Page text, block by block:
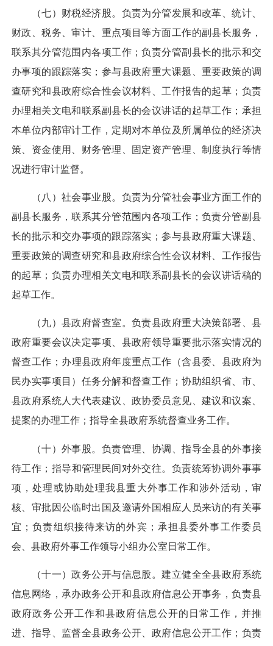
（七）财税经济股。负责为分管发展和改革、统计、
财政、税务、审计、重点项目等方面工作的副县长服务，
联系其分管范围内各项工作；负责分管副县长的批示和交
办事项的跟踪落实；参与县政府重大课题、重要政策的调
查研究和县政府综合性会议材料、工作报告的起草；负责
办理相关文电和联系副县长的会议讲话的起草工作；承担
本单位内部审计工作，定期对本单位及所属单位的经济决
策、资金使用、财务管理、固定资产管理、制度执行等情
况进行审计监督。
（八）社会事业股。负责为分管社会事业方面工作的
副县长服务，联系其分管范围内各项工作；负责分管副县
长的批示和交办事项的跟踪落实；参与县政府重大课题、
重要政策的调查研究和县政府综合性会议材料、工作报告
的起草；负责办理相关文电和联系副县长的会议讲话稿的
起草工作。
（九）县政府督查室。负责县政府重大决策部署、县
政府重要会议决定事项、县政府领导重要批示落实情况的
督查工作；办理县政府年度重点工作（含县委、县政府为
民办实事项目）任务分解和督查工作；协助组织省、市、
县政府系统人大代表建议、政协委员意见、建议和议案、
提案的办理工作；指导全县政府系统督查业务工作。
（十）外事股。负责管理、协调、指导全县的外事接
待工作；指导和管理民间对外交往。负责统筹协调外事事
项，处理或协助处理我县重大外事工作和涉外活动，审
核、审批因公临时出国及邀请外国相应人员来访的有关事
宜；负责组织接待来访的外宾；承担县委外事工作委员
会、县政府外事工作领导小组办公室日常工作。
（十一）政务公开与信息股。建立健全全县政府系统
信息网络，承办政务公开和县政府信息公开事务，负责县
政府政务公开工作和县政府信息公开的日常工作，并推
进、指导、监督全县政务公开、政府信息公开工作；负责